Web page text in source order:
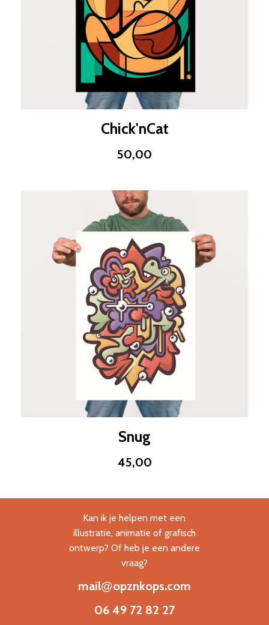
Chick'nCat
50,00
Snug
45,00
Kan ik je helpen met een
illustratie, animatie of grafisch
ontwerp? Of heb je een andere
vraag?
mail@opznkops.com
06 49 72 82 27